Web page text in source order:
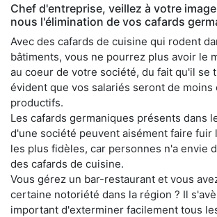
Chef d'entreprise, veillez à votre
nous l'élimination de vos cafards
Avec des cafards de cuisine qui rodent
bâtiments, vous ne pourrez plus avoir le
au coeur de votre société, du fait qu'il se
évident que vos salariés seront de moins
productifs.
Les cafards germaniques présents dans
d'une société peuvent aisément faire fuir
les plus fidèles, car personnes n'a envie
des cafards de cuisine.
Vous gérez un bar-restaurant et vous
certaine notoriété dans la région ? Il
important d'exterminer facilement tous